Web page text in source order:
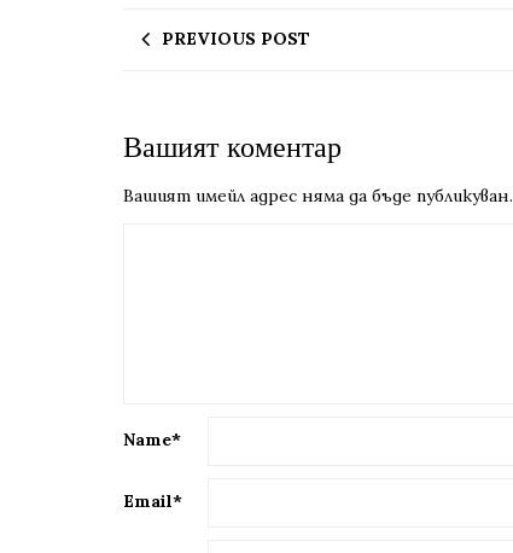
PREVIOUS POST
Вашият коментар
Вашият имейл адрес няма да бъде публикуван.
Name*
Email*